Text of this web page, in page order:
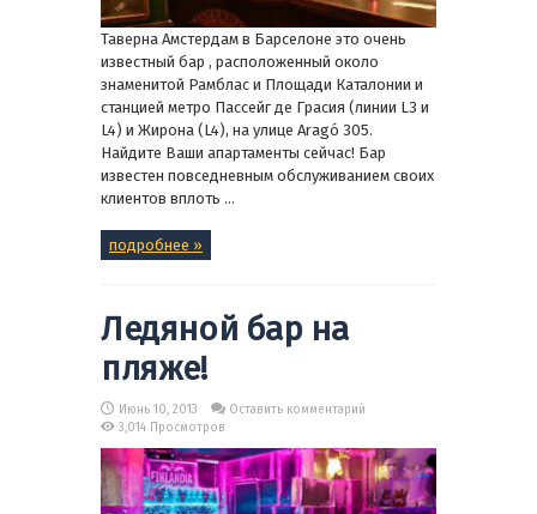
Таверна Амстердам в Барселоне это очень
известный бар , расположенный около
знаменитой Рамблас и Площади Каталонии и
станцией метро Пассейг де Грасия (линии L3 и
L4) и Жирона (L4), на улице Aragó 305.
Найдите Ваши апартаменты сейчас! Бар
известен повседневным обслуживанием своих
клиентов вплоть ...
подробнее »
Ледяной бар на
пляже!
Июнь 10, 2013
Оставить комментарий
3,014 Просмотров